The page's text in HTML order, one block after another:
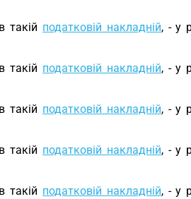
такій податковій накладній, - у
такій податковій накладній, - у
такій податковій накладній, - у
такій податковій накладній, - у
такій податковій накладній, - у